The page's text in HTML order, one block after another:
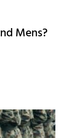
Mens?